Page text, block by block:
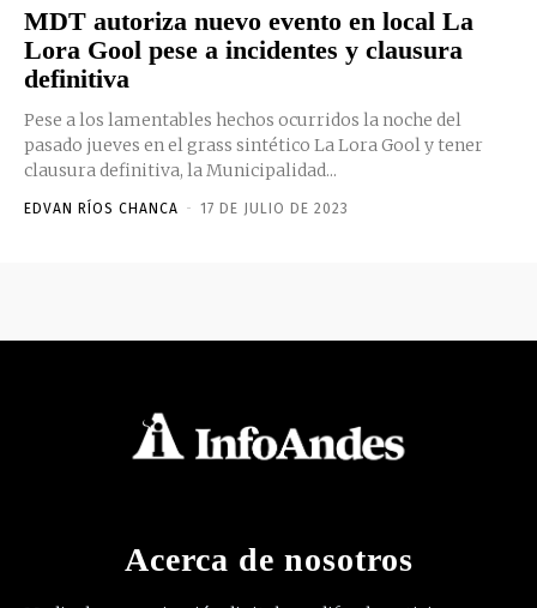
MDT autoriza nuevo evento en local La
Lora Gool pese a incidentes y clausura
definitiva
Pese a los lamentables hechos ocurridos la noche del
pasado jueves en el grass sintético La Lora Gool y tener
clausura definitiva, la Municipalidad...
EDVAN RÍOS CHANCA - 17 DE JULIO DE 2023
Acerca de nosotros